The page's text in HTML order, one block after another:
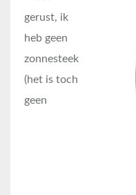
gerust, ik
heb geen
zonnesteek
(het is toch
geen